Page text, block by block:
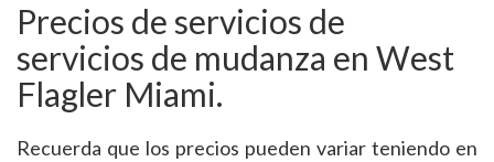
Precios de servicios de
servicios de mudanza en West
Flagler Miami.
Recuerda que los precios pueden variar teniendo en